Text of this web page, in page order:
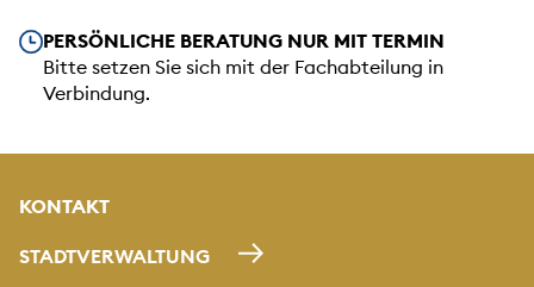
Unsere Öffnungszeiten
PERSÖNLICHE BERATUNG NUR MIT TERMIN
Bitte setzen Sie sich mit der Fachabteilung in
Verbindung.
KONTAKT
STADTVERWALTUNG